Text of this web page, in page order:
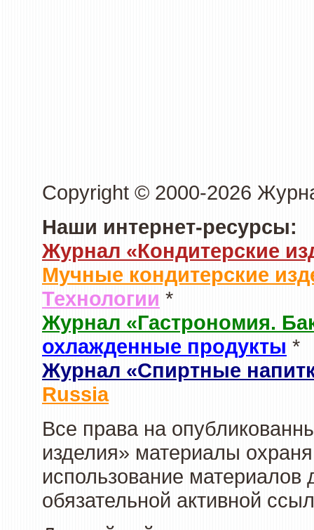
Copyright © 2000-2026
Наши интернет-ресурсы:
Журнал «Кондитерские
Мучные кондитерские
Технологии *
Журнал «Гастрономия.
охлажденные продукты *
Журнал «Спиртные
Russia
Все права на
изделия» материалы
использование материалов
обязательной активной